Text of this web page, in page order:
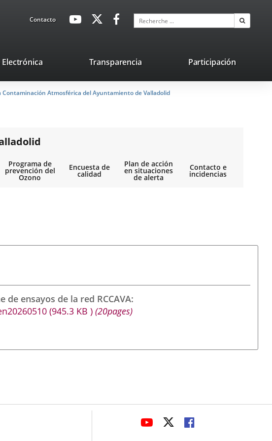
ContactoavaHeaderSocial
Enlace
externa.
Enlace
aplicación
externa.
Enlace
aplicación
externa.
Recherche
ElectrónicaEnlace
una
aplicación
Transparencia Participación
Contaminación Atmosférica del Ayuntamiento de Valladolid
Programa de
prevención del
Ozono
Encuesta de
calidad
Plan de acción
en situaciones
de alerta
Contacto e
incidencias
de ensayos de la red RCCAVA
(945.3 KB) (20pages)
ENLACEENLACEENLACE